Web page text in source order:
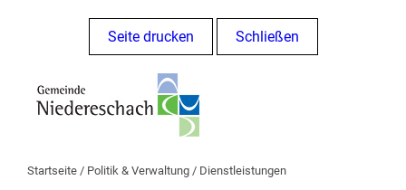
Seite drucken Schließen
Startseite / Politik & Verwaltung / Dienstleistungen